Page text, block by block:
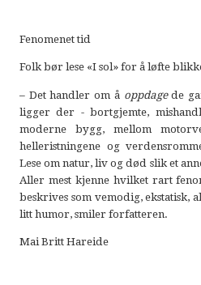
Fenomenet tid
Folk bør lese «I sol» for å løfte
– Det handler om å oppdagede
ligger der - bortgjemte,
moderne bygg, mellom
helleristningene og
Lese om natur, liv og død slik et
Aller mest kjenne hvilket rart
beskrives som vemodig, ekstatisk,
litt humor, smiler forfatteren.
Mai Britt Hareide